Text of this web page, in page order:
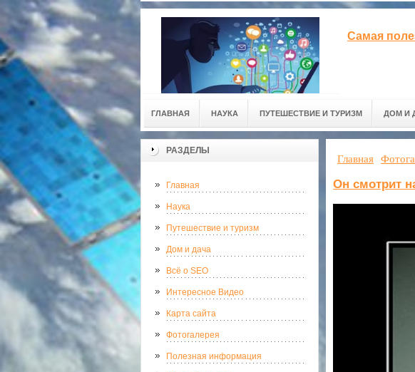
Самая
ГЛАВНАЯ НАУКА ПУТЕШЕСТВИЕ И ТУРИЗМ ДОМ И
РАЗДЕЛЫ
Главная
Наука
Путешествие и туризм
Дом и дача
Всё о SEO
Интересное Видео
Карта сайта
Фотогалерея
Полезная информация
Главная
Он смотрит